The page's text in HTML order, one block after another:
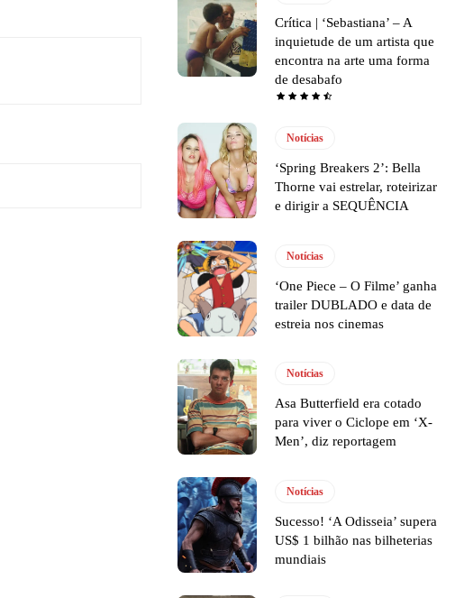
Crítica | ‘Sebastiana’ – A
inquietude de um artista que
encontra na arte uma forma
de desabafo
Notícias
‘Spring Breakers 2’: Bella
Thorne vai estrelar, roteirizar
e dirigir a SEQUÊNCIA
Notícias
‘One Piece – O Filme’ ganha
trailer DUBLADO e data de
estreia nos cinemas
Notícias
Asa Butterfield era cotado
para viver o Ciclope em ‘X-
Men’, diz reportagem
Notícias
Sucesso! ‘A Odisseia’ supera
US$ 1 bilhão nas bilheterias
mundiais